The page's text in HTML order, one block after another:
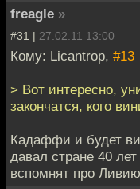
freagle »
#31 | 27.02.11 13:00
Кому: Licantrop, #13
> Вот интересно,
закончатся, кого
Кадаффи и будет
давал стране 40
вспомнят про